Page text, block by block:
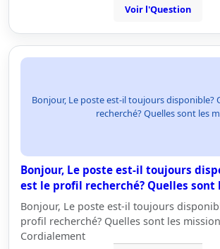
Voir l'Question
Bonjour, Le poste est-il toujours disponible?
recherché? Quelles sont les m
Bonjour, Le poste est-il toujours
est le profil recherché? Quelles sont
Bonjour, Le poste est-il toujours
profil recherché? Quelles sont les
Cordialement